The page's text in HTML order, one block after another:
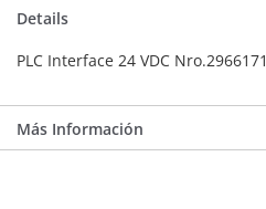
Details
PLC Interface 24 VDC Nro.2966171
Más Información